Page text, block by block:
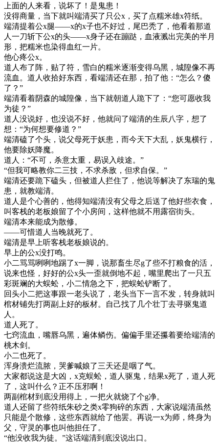
上面的人来看，说坏了！是鬼患！
没得商量，当下就叫端清买了只公x，买了点糯米雄x符纸。
端清提着公x腿——x的x子也不好过，尾巴秃了，他看着那道
人一刀斩下公x的头——x身子还在蹦跶，血液溅出完美的半月
形，把糯米也染得血红一片。
他心疼公x。
道人布了阵，贴了符，雪白的糯米逐渐变得乌黑，城隍像不再
流血。道人收拾好东西，看端清还在那，拍了他：“怎么？傻
了？”
端清看着阴森的城隍像，当下就朝道人跪下了：“您可愿收我
为徒？”
道人没说好，也没说不好，他就问了端清的生辰八字，想了
想：“为何想要修道？”
端清磕了个头，说父母死于妖患，而今天下大乱，妖鬼横行，
他要除妖降魔。
道人：“不可，杀意太重，易误入歧途。”
“但我可略教你二三技，不求杀敌，但求自保。”
端清还要跪下磕头，但被道人拦住了，他说等解决了东瑞的鬼
患，就教端清。
道人是个心善的，他得知端清没有父母之后送了他好些衣食，
叫客栈的老板娘留了个小房间，这样他就不用露宿街头。
端清本来能成为散修。
——可惜道人当晚就死了。
端清是早上听客栈老板娘说的。
早上的公x没打鸣。
小二骂骂咧咧地踢了x一脚，说那畜生尽g了些不打粮食的活，
说来也怪，好好的公x头一歪就倒地不起，嘴里爬出了一只五
彩斑斓的大蜈蚣，小二情急之下，把蜈蚣铲断了。
回头小二把这事跟一老头说了，老头当下一言不发，转身就叫
棺材铺先打两副上好的板材。自己找了几个壮丁去寻驱鬼道
人。
道人死了。
七窍流血，嘴唇乌黑，遍体鳞伤。偏偏手里还攥着要给端清的
桃木剑。
小二也死了。
浑身溃烂流脓，哭爹喊娘了三天还是咽了气。
大家都说这是大凶，x克蜈蚣，道人驱鬼，结果x死了，道人死
了，这叫什么？正不压邪啊！
两副棺材到底没用得上，一把火就烧了个g净。
道人还留了些符纸朱砂之类x零狗碎的东西，大家说端清虽然
只能是个散修，这些东西就给了他罢。再说一x为师，终身为
父，守灵的事也叫他担任了。
“他没收我为徒。”这话端清到底没说出口。